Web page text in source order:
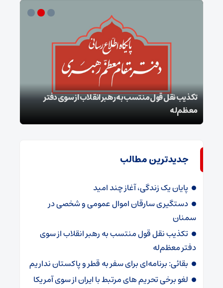
تکذیب نقل قول منتسب به رهبر انقلاب از سوی دفتر
معظم‌له
جدیدترین مطالب
پایان یک زندگی، آغاز چند امید
دستگیری سارقان اموال عمومی و شخصی در
سمنان
تکذیب نقل قول منتسب به رهبر انقلاب از سوی
دفتر معظم‌له
بقائی: برنامه‌ای برای سفر به قطر و پاکستان نداریم
لغو برخی تحریم های مرتبط با ایران از سوی آمریکا